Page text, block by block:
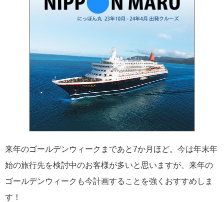
来年のゴールデンウィークまであと7か月ほど。今は年末年
始の旅行先を検討中のお客様が多いと思いますが、来年の
ゴールデンウィークも今計画することを強くおすすめしま
す！
2026年02月19日
飛鳥II アジアグランドクルーズおかえりなさい！
2026年02月16日
飛鳥II 2027年オセアニアグランドクルーズ発表！
飛鳥II 小山薫堂×飛鳥II～洋上の大人の文化祭～本日発売です